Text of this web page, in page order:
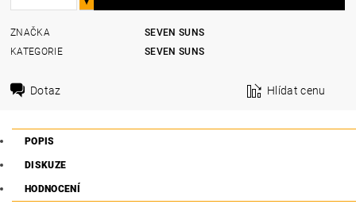
ZNAČKA
SEVEN SUNS
KATEGORIE
SEVEN SUNS
Dotaz Hlídat cenu
POPIS
DISKUZE
HODNOCENÍ